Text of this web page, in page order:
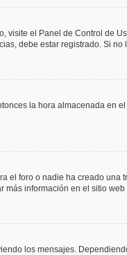
el Panel de Control de
debe estar registrado. Si
la hora almacenada en
el foro o nadie ha creado
más información en el sitio web
los mensajes.